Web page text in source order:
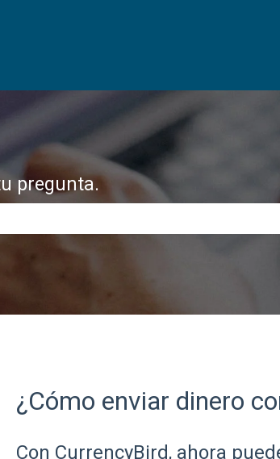
pregunta.
búsqueda está vacío.
¿Cómo enviar dinero
Con CurrencyBird, ahora